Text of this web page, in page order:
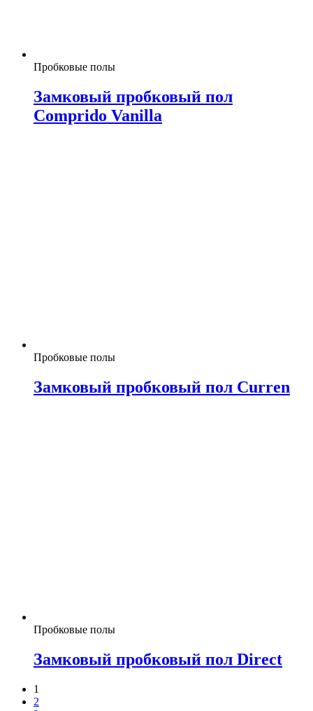
Пробковые полы
Замковый пробковый пол
Comprido Vanilla
Пробковые полы
Замковый пробковый пол Curren
Пробковые полы
Замковый пробковый пол Direct
1
2